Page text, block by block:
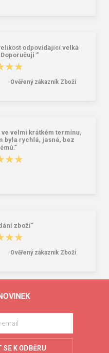
odpovídající velká
“
Ověřený zákazník Zboží
ve velmi krátkém termínu,
byla rychlá, jasná, bez
zboží“
Ověřený zákazník Zboží
SE K ODBĚRU